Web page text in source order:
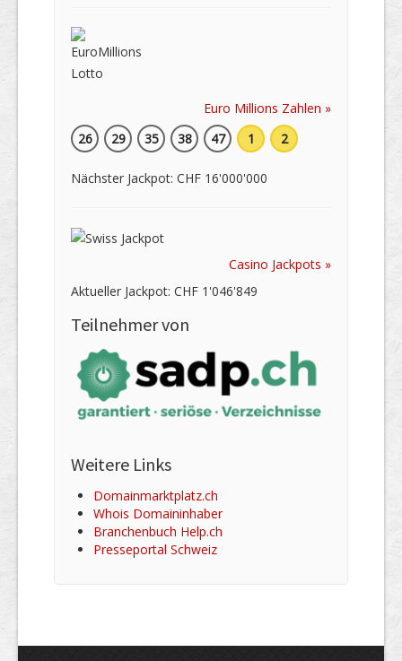
Euro Millions Zahlen »
26
29 35 38 47 1 2
Nächster Jackpot: CHF 16'000'000
Casino Jackpots »
Aktueller Jackpot: CHF 1'046'849
Teilnehmer von
Weitere Links
Domainmarktplatz.ch
Whois Domaininhaber
Branchenbuch Help.ch
Presseportal Schweiz